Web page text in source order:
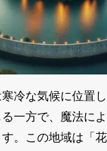
冷な気候に位置
一方で、魔法に
。この地域は「